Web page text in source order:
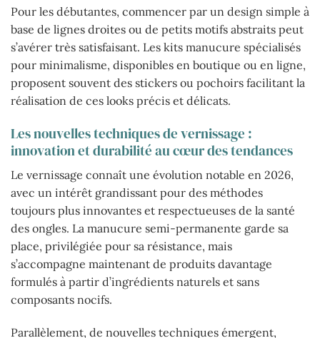
Pour les débutantes, commencer par un design simple à
base de lignes droites ou de petits motifs abstraits peut
s’avérer très satisfaisant. Les kits manucure spécialisés
pour minimalisme, disponibles en boutique ou en ligne,
proposent souvent des stickers ou pochoirs facilitant la
réalisation de ces looks précis et délicats.
Les nouvelles techniques de vernissage :
innovation et durabilité au cœur des tendances
Le vernissage connaît une évolution notable en 2026,
avec un intérêt grandissant pour des méthodes
toujours plus innovantes et respectueuses de la santé
des ongles. La manucure semi-permanente garde sa
place, privilégiée pour sa résistance, mais
s’accompagne maintenant de produits davantage
formulés à partir d’ingrédients naturels et sans
composants nocifs.
Parallèlement, de nouvelles techniques émergent,